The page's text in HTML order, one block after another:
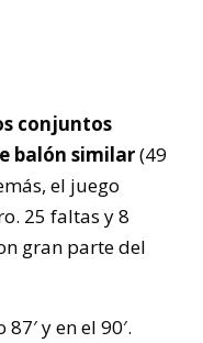
conjuntos
balón similar(49
el juego
25 faltas y 8
gran parte del
y en el 90′.